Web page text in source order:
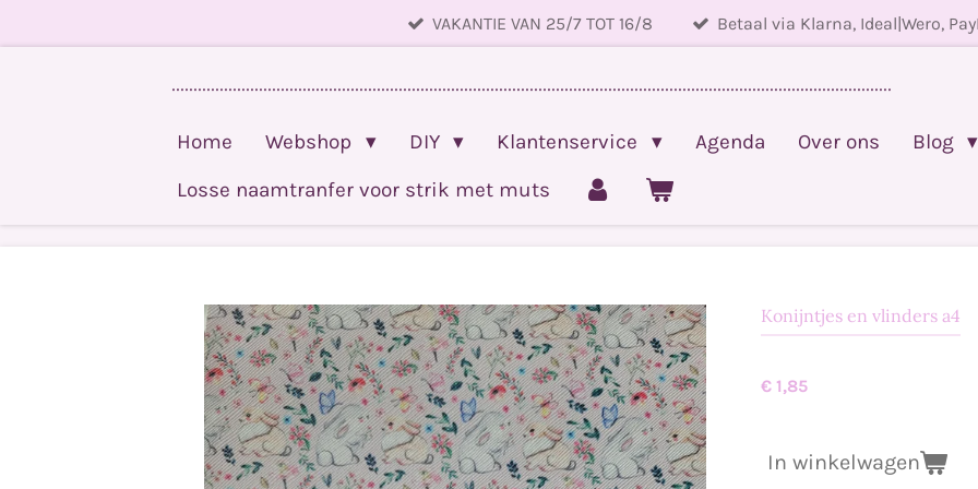
VAKANTIE VAN 25/7 TOT 16/8 Betaal via Klarna, Ideal|Wero,
.....................................................................................................................................................................
Home Webshop DIY Klantenservice Agenda Over ons
Blog
Losse naamtranfer voor strik met muts
Konijntjes en vlinders a4
€ 1,85
In winkelwagen